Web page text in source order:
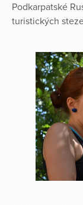
Podkarpatské
turistických